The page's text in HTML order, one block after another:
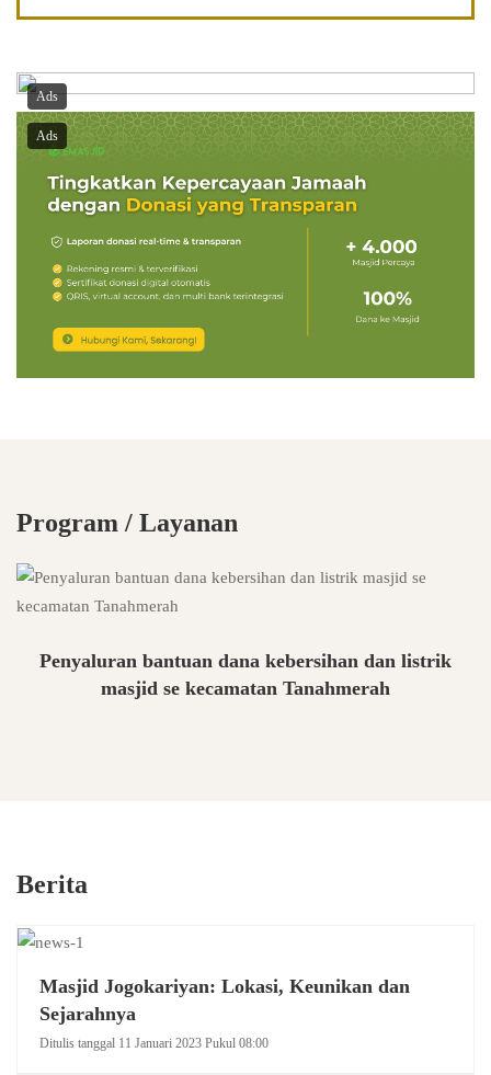
Ads
Ads
Program / Layanan
Penyaluran bantuan dana kebersihan dan listrik
masjid se kecamatan Tanahmerah
Berita
Masjid Jogokariyan: Lokasi, Keunikan dan
Sejarahnya
Ditulis tanggal 11 Januari 2023 Pukul 08:00